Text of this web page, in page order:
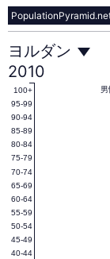
ヨ
ル
ダ
ン
の
ヨルダン
2010
男
40-44
45-49
50-54
55-59
60-64
65-69
70-74
75-79
80-84
85-89
90-94
95-99
100+